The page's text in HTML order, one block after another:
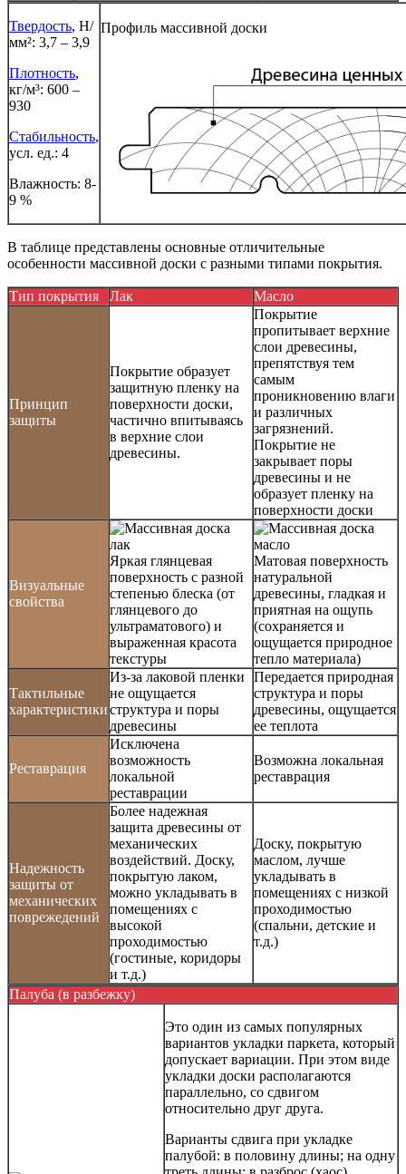
Твердость, Н/
мм²: 3,7 – 3,9
Плотность,
кг/м³: 600 –
930
Стабильность,
усл. ед.: 4
Влажность: 8-
9 %
Профиль массивной доски
В таблице представлены основные отличительные
особенности массивной доски с разными типами покрытия.
Тип покрытия Лак Масло
Принцип
защиты
Покрытие образует
защитную пленку на
поверхности доски,
частично впитываясь
в верхние слои
древесины.
Покрытие
пропитывает верхние
слои древесины,
препятствуя тем
самым
проникновению влаги
и различных
загрязнений.
Покрытие не
закрывает поры
древесины и не
образует пленку на
поверхности доски
Визуальные
свойства
Яркая глянцевая
поверхность с разной
степенью блеска (от
глянцевого до
ультраматового) и
выраженная красота
текстуры
Матовая поверхность
натуральной
древесины, гладкая и
приятная на ощупь
(сохраняется и
ощущается природное
тепло материала)
Тактильные
характеристики
Из-за лаковой пленки
не ощущается
структура и поры
древесины
Передается природная
структура и поры
древесины, ощущается
ее теплота
Реставрация
Исключена
возможность
локальной
реставрации
Возможна локальная
реставрация
Надежность
защиты от
механических
поврежедений
Более надежная
защита древесины от
механических
воздействий. Доску,
покрытую лаком,
можно укладывать в
помещениях с
высокой
проходимостью
(гостиные, коридоры
и т.д.)
Доску, покрытую
маслом, лучше
укладывать в
помещениях с низкой
проходимостью
(спальни, детские и
т.д.)
Палуба (в разбежку)
Это один из самых популярных
вариантов укладки паркета, который
допускает вариации. При этом виде
укладки доски располагаются
параллельно, со сдвигом
относительно друг друга.
Варианты сдвига при укладке
палубой: в половину длины; на одну